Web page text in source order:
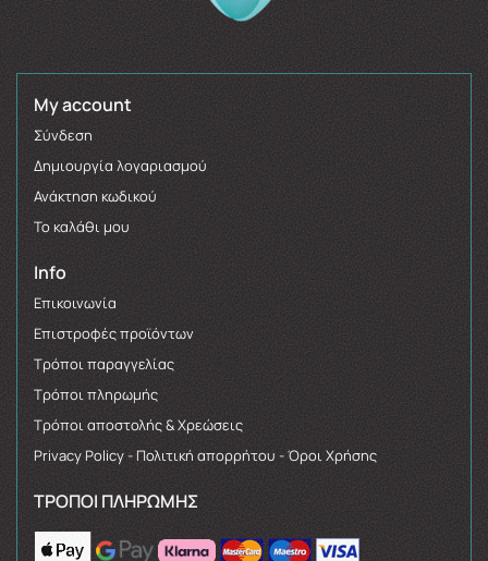
My account
Σύνδεση
Δημιουργία λογαριασμού
Ανάκτηση κωδικού
Το καλάθι μου
Info
Επικοινωνία
Επιστροφές προϊόντων
Τρόποι παραγγελίας
Τρόποι πληρωμής
Τρόποι αποστολής & Χρεώσεις
Privacy Policy - Πολιτική απορρήτου - Όροι Χρήσης
ΤΡΌΠΟΙ ΠΛΗΡΩΜΉΣ